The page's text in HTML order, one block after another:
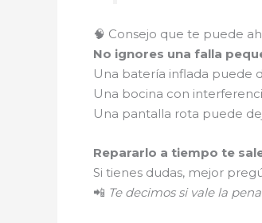
🧠 Consejo que te puede
No ignores una falla
Una batería inflada puede
Una bocina con
Una pantalla rota puede
Repararlo a tiempo te
Si tienes dudas, mejor
📲 Te decimos si vale la